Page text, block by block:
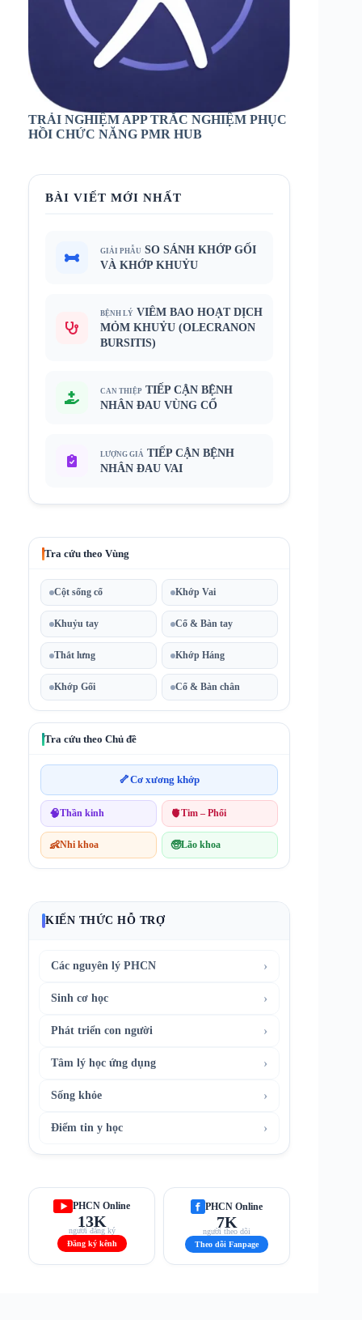
TRẢI NGHIỆM APP TRẮC NGHIỆM PHỤC
HỒI CHỨC NĂNG PMR HUB
BÀI VIẾT MỚI NHẤT
GIẢI PHẪU SO SÁNH KHỚP GỐI
VÀ KHỚP KHUỶU
BỆNH LÝ VIÊM BAO HOẠT DỊCH
MỎM KHUỶU (OLECRANON
BURSITIS)
CAN THIỆP TIẾP CẬN BỆNH
NHÂN ĐAU VÙNG CỔ
LƯỢNG GIÁ TIẾP CẬN BỆNH
NHÂN ĐAU VAI
Tra cứu theo Vùng
Cột sống cổ Khớp Vai
Khuỷu tay Cổ & Bàn tay
Thắt lưng Khớp Háng
Khớp Gối Cổ & Bàn chân
Tra cứu theo Chủ đề
🦴Cơ xương khớp
🧠Thần kinh 🫀Tim – Phổi
👶Nhi khoa 🧓Lão khoa
KIẾN THỨC HỖ TRỢ
Các nguyên lý PHCN ›
Sinh cơ học ›
Phát triển con người ›
Tâm lý học ứng dụng ›
Sống khỏe ›
Điểm tin y học ›
PHCN Online
13K
người đăng ký
Đăng ký kênh
PHCN Online
7K
người theo dõi
Theo dõi Fanpage